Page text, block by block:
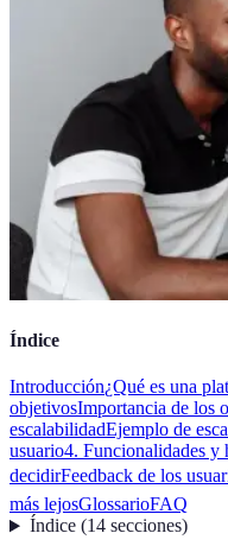
Índice
Introducción¿Qué es una
objetivosImportancia de los
escalabilidadEjemplo de
usuario4. Funcionalidades y
decidirFeedback de los
más lejosGlossarioFAQ
Índice(14 secciones)